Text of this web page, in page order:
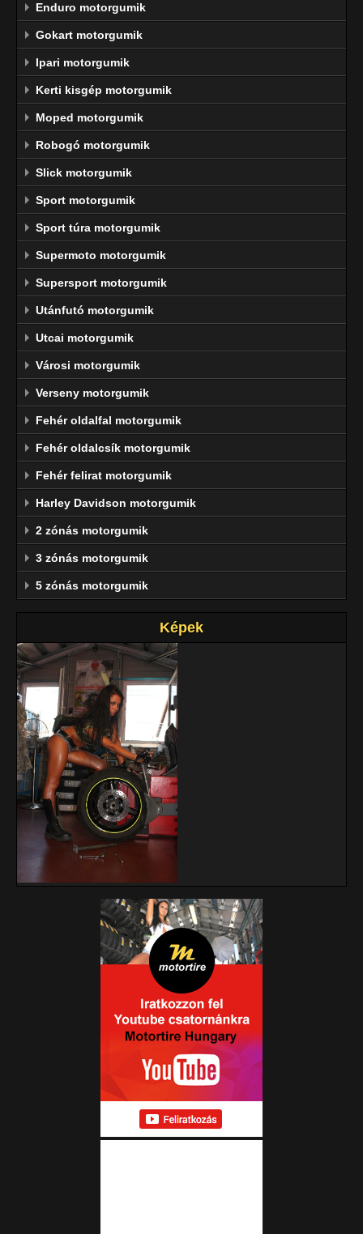
Enduro motorgumik
Gokart motorgumik
Ipari motorgumik
Kerti kisgép motorgumik
Moped motorgumik
Robogó motorgumik
Slick motorgumik
Sport motorgumik
Sport túra motorgumik
Supermoto motorgumik
Supersport motorgumik
Utánfutó motorgumik
Utcai motorgumik
Városi motorgumik
Verseny motorgumik
Fehér oldalfal motorgumik
Fehér oldalcsík motorgumik
Fehér felirat motorgumik
Harley Davidson motorgumik
2 zónás motorgumik
3 zónás motorgumik
5 zónás motorgumik
Képek